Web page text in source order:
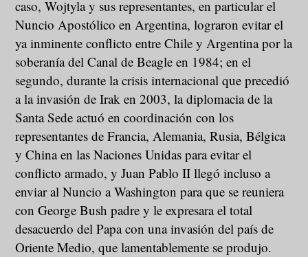
caso, Wojtyla y sus representantes, en particular el
Nuncio Apostólico en Argentina, lograron evitar el
ya inminente conflicto entre Chile y Argentina por la
soberanía del Canal de Beagle en 1984; en el
segundo, durante la crisis internacional que precedió
a la invasión de Irak en 2003, la diplomacia de la
Santa Sede actuó en coordinación con los
representantes de Francia, Alemania, Rusia, Bélgica
y China en las Naciones Unidas para evitar el
conflicto armado, y Juan Pablo II llegó incluso a
enviar al Nuncio a Washington para que se reuniera
con George Bush padre y le expresara el total
desacuerdo del Papa con una invasión del país de
Oriente Medio, que lamentablemente se produjo.